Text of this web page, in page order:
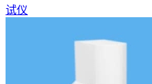
试仪